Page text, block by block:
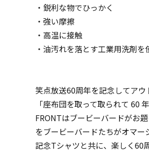
・鋭利な物でひっかく
・強い摩擦
・高温に接触
・油汚れを落とす工業用洗剤を
笑点放送60周年を記念してア
「座布団を取って取られて 60
FRONTはブービーバードがお
をブービーバードたちがオマー
記念Tシャツと共に、楽しく60